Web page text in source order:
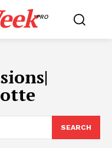
PRO
SEARCH